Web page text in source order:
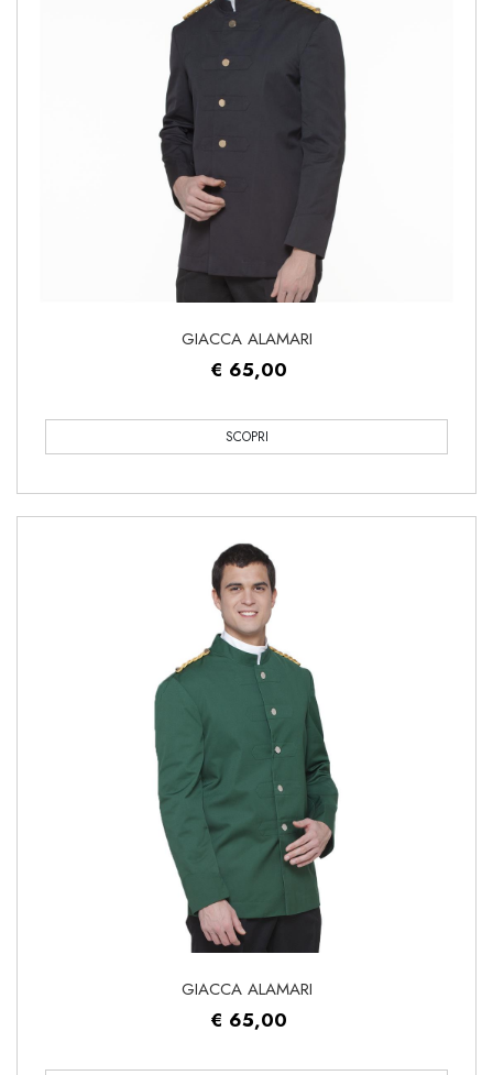
GIACCA ALAMARI
€ 65,00
SCOPRI
GIACCA ALAMARI
€ 65,00